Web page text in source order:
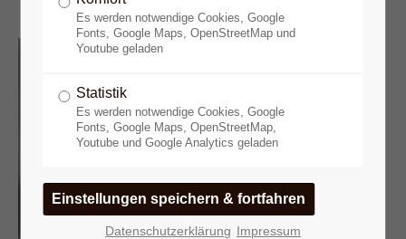
rivalisierenden Hypnoseschulen
der damaligen Zeit, der Schule
und der Salpetrière-Schule
(Charcot). Freud verbrachte
1885-1886 vier Monate an der
Es werden notwendige Cookies, Google
Fonts, Google Maps, OpenStreetMap und
Youtube geladen
Statistik
Es werden notwendige Cookies, Google
Fonts, Google Maps, OpenStreetMap,
Youtube und Google Analytics geladen
Datenschutzerklärung
Impressum